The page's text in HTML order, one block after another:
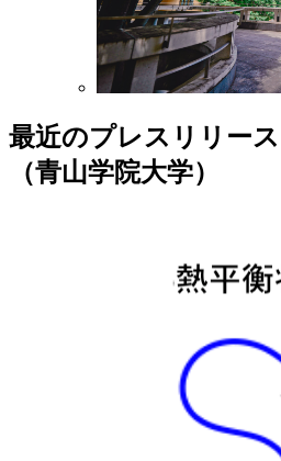
最近のプレスリリース
（青山学院大学）